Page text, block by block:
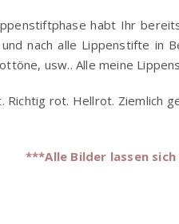
habt Ihr
nach alle Lippenstifte in
usw.. Alle meine
Richtig rot. Hellrot. Ziemlich
***Alle Bilder lassen